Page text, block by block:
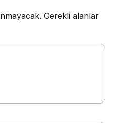
Gerekli alanlar